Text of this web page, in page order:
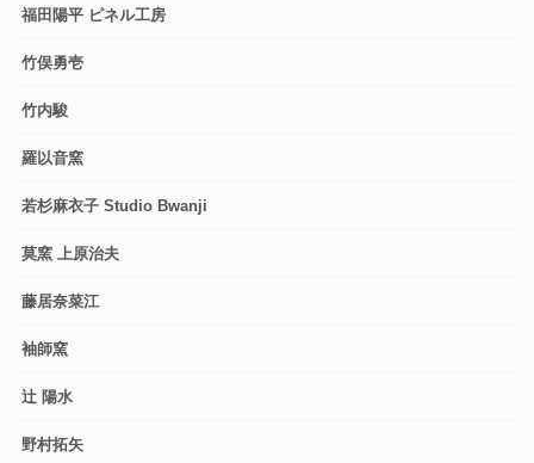
福田陽平 ピネル工房
竹俣勇壱
竹内駿
羅以音窯
若杉麻衣子 Studio Bwanji
莫窯 上原治夫
藤居奈菜江
袖師窯
辻 陽水
野村拓矢